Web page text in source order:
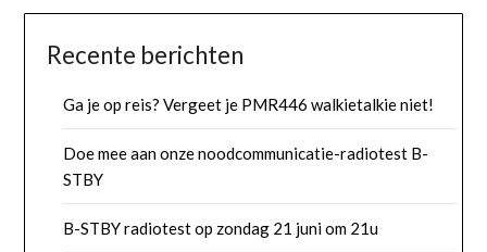
Recente berichten
Ga je op reis? Vergeet je PMR446 walkietalkie niet!
Doe mee aan onze noodcommunicatie-radiotest B-
STBY
B-STBY radiotest op zondag 21 juni om 21u